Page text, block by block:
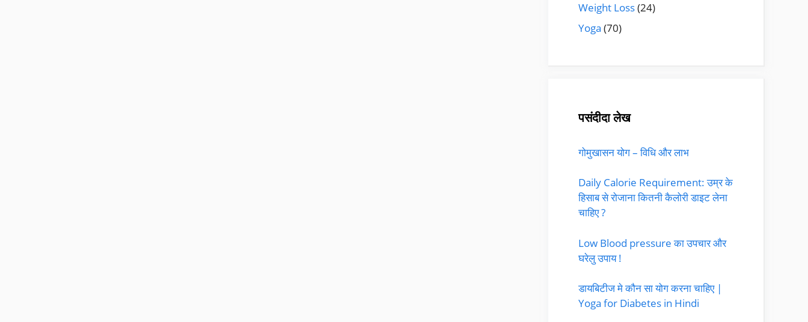
Weight Loss(24)
Yoga (70)
पसंदीदा लेख
गोमुखासन योग – विधि और लाभ
Daily Calorie Requirement: उम्र के
हिसाब से रोजाना कितनी कैलोरी डाइट लेना
चाहिए ?
Low Blood pressure का उपचार और
घरेलु उपाय !
डायबिटीज मे कौन सा योग करना चाहिए |
Yoga for Diabetes in Hindi